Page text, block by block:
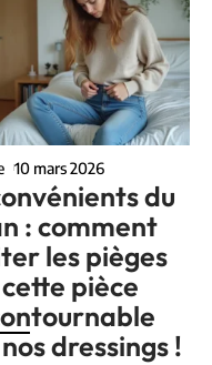
10 mars 2026
du
: comment
les pièges
pièce
dressings !